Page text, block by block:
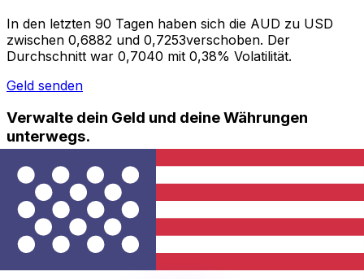
In den letzten 90 Tagen haben sich die AUD zu USD
zwischen 0,6882 und 0,7253verschoben. Der
Durchschnitt war 0,7040 mit 0,38% Volatilität.
Geld senden
Verwalte dein Geld und deine Währungen
unterwegs.
Die Xe-App bietet alles, was du für globale Geldtransfers
und Währungsmanagement benötigst. Währungen
umrechnen, Kursbenachrichtigungen einrichten und
Geld ins Ausland überweisen, ohne versteckte
Gebühren. Heute herunterladen!